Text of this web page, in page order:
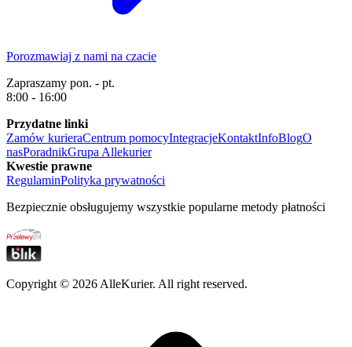
Porozmawiaj z nami na czacie
Zapraszamy pon. - pt.
8:00 - 16:00
Przydatne linki
Zamów kurieraCentrum pomocyIntegracjeKontaktInfoBlogO
nasPoradnikGrupa Allekurier
Kwestie prawne
RegulaminPolityka prywatności
Bezpiecznie obsługujemy wszystkie popularne metody płatności
Copyright © 2026 AlleKurier. All right reserved.